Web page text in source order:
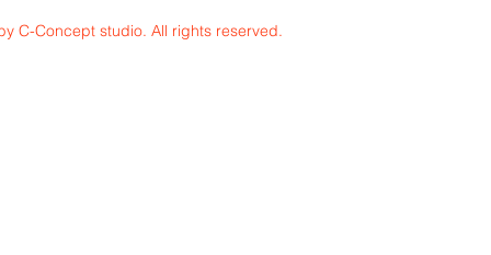
C-Concept studio. All rights reserved.